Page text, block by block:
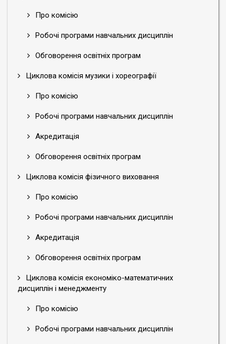
Про комісію
Робочі програми навчальних дисциплін
Обговорення освітніх програм
Циклова комісія музики і хореографії
Про комісію
Робочі програми навчальних дисциплін
Акредитація
Обговорення освітніх програм
Циклова комісія фізичного виховання
Про комісію
Робочі програми навчальних дисциплін
Акредитація
Обговорення освітніх програм
Циклова комісія економіко-математичних
дисциплін і менеджменту
Про комісію
Робочі програми навчальних дисциплін